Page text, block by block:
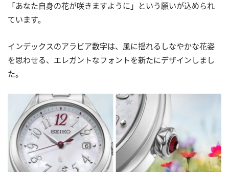
「あなた自身の花が咲きますように」という願いが込められ
ています。
インデックスのアラビア数字は、風に揺れるしなやかな花姿
を思わせる、エレガントなフォントを新たにデザインしまし
た。